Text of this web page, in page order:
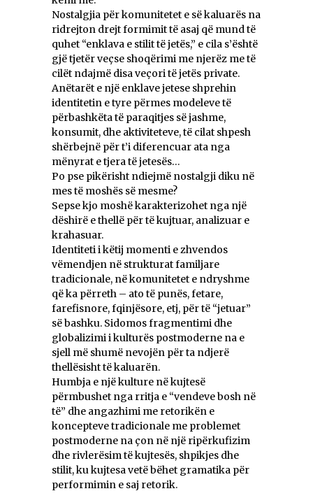
Nostalgjia për komunitetet e së kaluarës na
ridrejton drejt formimit të asaj që mund të
quhet “enklava e stilit të jetës,” e cila s’është
gjë tjetër veçse shoqërimi me njerëz me të
cilët ndajmë disa veçori të jetës private.
Anëtarët e një enklave jetese shprehin
identitetin e tyre përmes modeleve të
përbashkëta të paraqitjes së jashme,
konsumit, dhe aktiviteteve, të cilat shpesh
shërbejnë për t’i diferencuar ata nga
mënyrat e tjera të jetesës…
Po pse pikërisht ndiejmë nostalgji diku në
mes të moshës së mesme?
Sepse kjo moshë karakterizohet nga një
dëshirë e thellë për të kujtuar, analizuar e
krahasuar.
Identiteti i këtij momenti e zhvendos
vëmendjen në strukturat familjare
tradicionale, në komunitetet e ndryshme
që ka përreth – ato të punës, fetare,
farefisnore, fqinjësore, etj, për të “jetuar”
së bashku. Sidomos fragmentimi dhe
globalizimi i kulturës postmoderne na e
sjell më shumë nevojën për ta ndjerë
thellësisht të kaluarën.
Humbja e një kulture në kujtesë
përmbushet nga rritja e “vendeve bosh në
të” dhe angazhimi me retorikën e
koncepteve tradicionale me problemet
postmoderne na çon në një ripërkufizim
dhe rivlerësim të kujtesës, shpikjes dhe
stilit, ku kujtesa vetë bëhet gramatika për
performimin e saj retorik.